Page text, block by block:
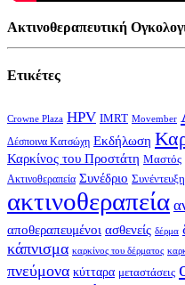
Ακτινοθεραπευτική
Ετικέτες
Crowne Plaza HPV IMRT Movember
Δέσποινα Κατσώχη Εκδήλωση
Καρκίνος του Προστάτη Μαστός
Ακτινοθεραπεία Συνέδριο Συνέντευξη
ακτινοθεραπεία
αποθεραπευμένοι ασθενείς δέρμα
κάπνισμα καρκίνος του δέρματος
πνεύμονα κύτταρα μεταστάσεις